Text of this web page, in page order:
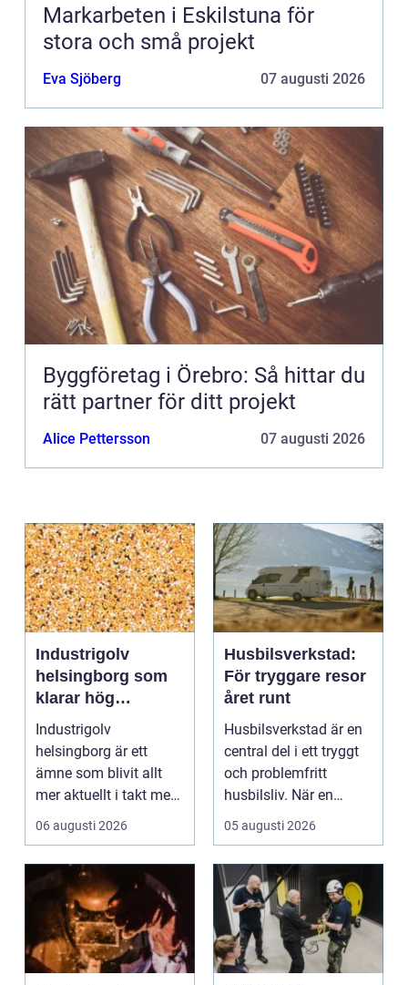
Markarbeten i Eskilstuna för
stora och små projekt
Eva Sjöberg 07 augusti 2026
Byggföretag i Örebro: Så hittar du
rätt partner för ditt projekt
Alice Pettersson 07 augusti 2026
Industrigolv
helsingborg som
klarar hög
belastning och
tuffa krav
Industrigolv
helsingborg är ett
ämne som blivit allt
mer aktuellt i takt med
att fler verksamheter
06 augusti 2026
Husbilsverkstad:
För tryggare resor
året runt
Husbilsverkstad är en
central del i ett tryggt
och problemfritt
husbilsliv. När en
husbil ...
05 augusti 2026